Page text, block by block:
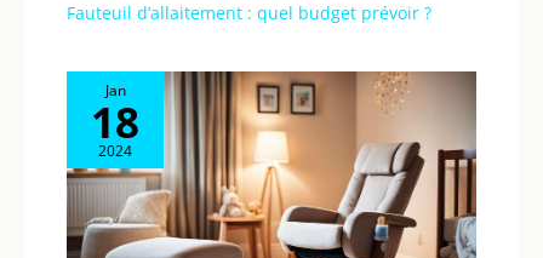
Fauteuil d’allaitement : quel budget prévoir ?
Jan
18
2024